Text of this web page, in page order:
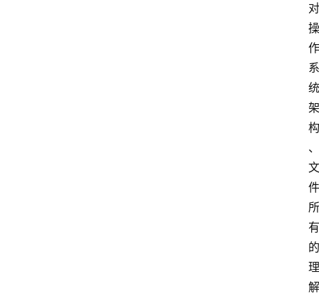
对
操
作
系
统
架
构
、
文
件
所
有
的
理
解